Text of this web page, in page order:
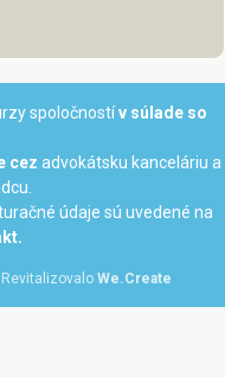
spoločnostív súlade so
cez advokátsku kanceláriu a
údaje sú uvedené na
We.Create